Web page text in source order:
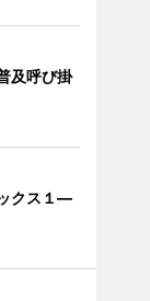
及呼び掛
クス１―